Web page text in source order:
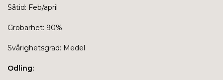
Såtid: Feb/april
Grobarhet: 90%
Svårighetsgrad: Medel
Odling: